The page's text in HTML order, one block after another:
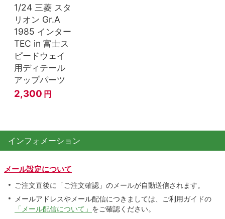
1/24 三菱 スタ
リオン Gr.A
1985 インター
TEC in 富士ス
ピードウェイ
用ディテール
アップパーツ
2,300 円
インフォメーション
メール設定について
ご注文直後に「ご注文確認」のメールが自動送信されます。
メールアドレスやメール配信につきましては、ご利用ガイドの
「メール配信について」 をご確認ください。